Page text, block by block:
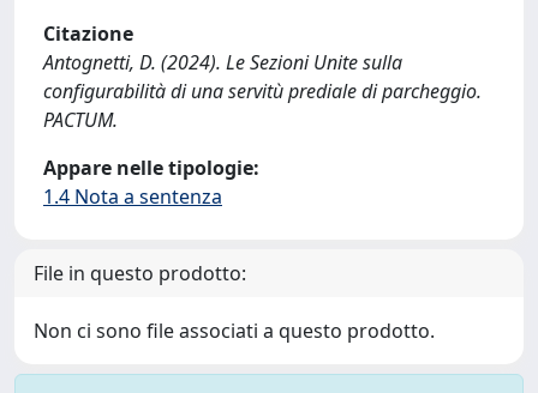
Citazione
Antognetti, D. (2024). Le Sezioni Unite sulla
configurabilità di una servitù prediale di parcheggio.
PACTUM.
Appare nelle tipologie:
1.4 Nota a sentenza
File in questo prodotto:
Non ci sono file associati a questo prodotto.